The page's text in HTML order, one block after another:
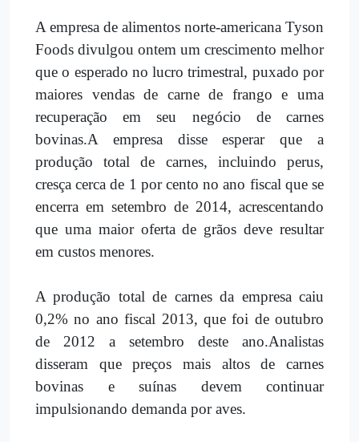
A empresa de alimentos norte-americana Tyson
Foods divulgou ontem um crescimento melhor
que o esperado no lucro trimestral, puxado por
maiores vendas de carne de frango e uma
recuperação em seu negócio de carnes
bovinas.A empresa disse esperar que a
produção total de carnes, incluindo perus,
cresça cerca de 1 por cento no ano fiscal que se
encerra em setembro de 2014, acrescentando
que uma maior oferta de grãos deve resultar
em custos menores.
A produção total de carnes da empresa caiu
0,2% no ano fiscal 2013, que foi de outubro
de 2012 a setembro deste ano.Analistas
disseram que preços mais altos de carnes
bovinas e suínas devem continuar
impulsionando demanda por aves.